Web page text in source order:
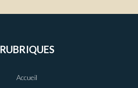
RUBRIQUES
Accueil